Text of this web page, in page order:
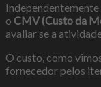
o CMV (Custo da
avaliar se a
O custo, como
fornecedor pelos